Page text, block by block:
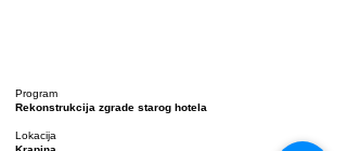
Program
Rekonstrukcija zgrade starog hotela
Lokacija